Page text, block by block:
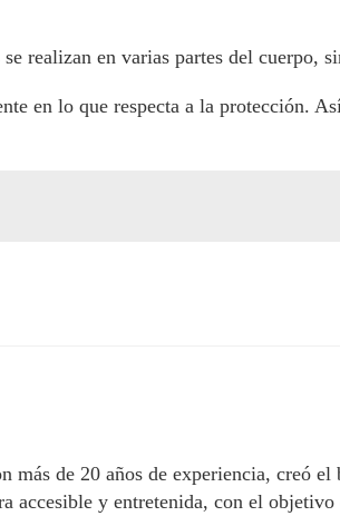
realizan en varias partes del cuerpo,
en lo que respecta a la protección.
más de 20 años de experiencia, creó
accesible y entretenida, con el